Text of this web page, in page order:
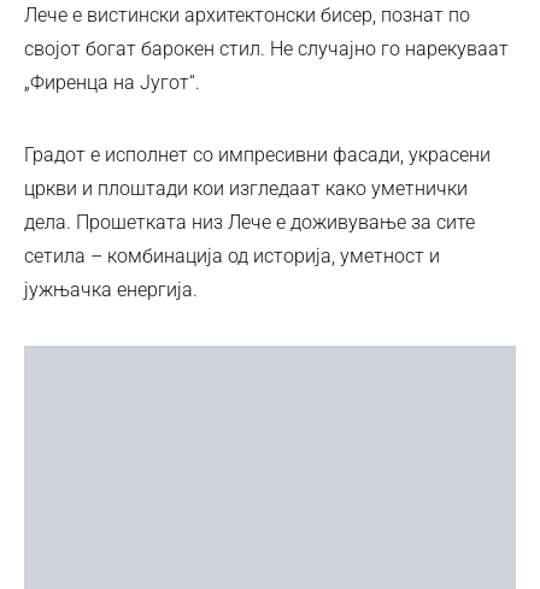
Лече е вистински архитектонски бисер, познат по
својот богат барокен стил. Не случајно го нарекуваат
„Фиренца на Југот“.
Градот е исполнет со импресивни фасади, украсени
цркви и плоштади кои изгледаат како уметнички
дела. Прошетката низ Лече е доживување за сите
сетила – комбинација од историја, уметност и
јужњачка енергија.